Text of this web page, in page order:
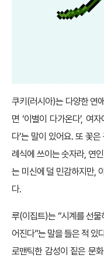
쿠키(러시아)는 다양한 연
면 ‘이별이 다가온다’, 여
다’는 말이 있어요. 또 꽃
례식에 쓰이는 숫자라, 연
는 미신에 덜 민감하지만,
다.
루(이집트)는 “시계를 선물
어진다”는 말을 들은 적 있
로맨틱한 감성이 짙은 문